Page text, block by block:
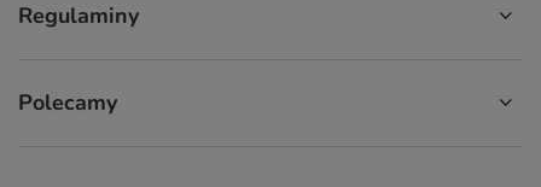
Regulaminy
Polecamy